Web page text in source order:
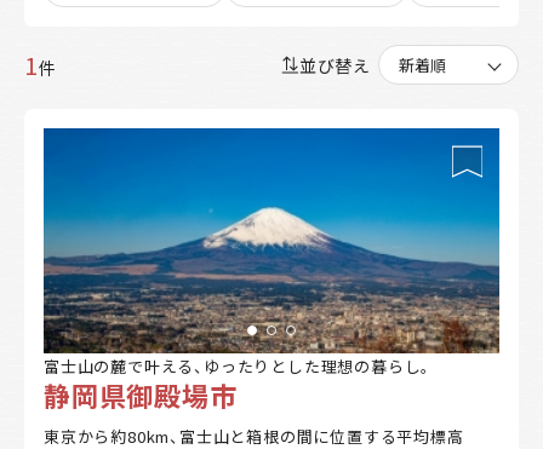
1件 並び替え
富士山の麓で叶える、ゆったりとした理想の暮らし。
静岡県御殿場市
東京から約80km、富士山と箱根の間に位置する平均標高